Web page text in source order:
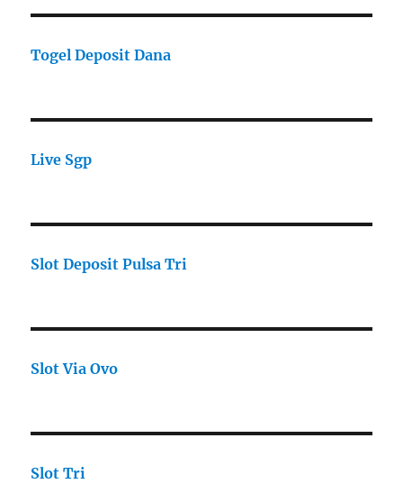
Togel Deposit Dana
Live Sgp
Slot Deposit Pulsa Tri
Slot Via Ovo
Slot Tri